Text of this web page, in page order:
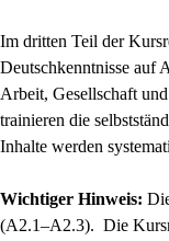
Im dritten Teil der
Deutschkenntnisse auf
Arbeit, Gesellschaft
trainieren die
Inhalte werden
Wichtiger Hinweis:
(A2.1–A2.3). Die